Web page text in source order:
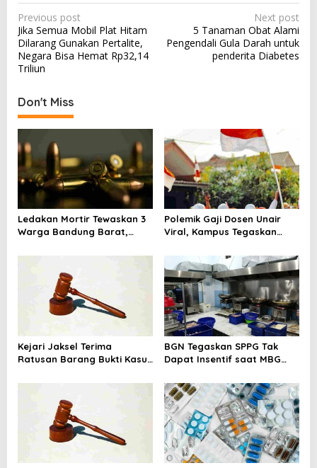
P
o
s
t
n
a
v
i
g
a
t
i
o
Previous post
Jika Semua Mobil Plat Hitam
Dilarang Gunakan Pertalite,
Negara Bisa Hemat Rp32,14
Triliun
Next post
5 Tanaman Obat Alami
Pengendali Gula Darah untuk
penderita Diabetes
Don't Miss
Ledakan Mortir Tewaskan 3
Warga Bandung Barat,
Amunisi Bekas
Polemik Gaji Dosen Unair
Viral, Kampus Tegaskan
Pokok
Kejari Jaksel Terima
Ratusan Barang Bukti Kasus
Jokowi
BGN Tegaskan SPPG Tak
Dapat Insentif saat MBG